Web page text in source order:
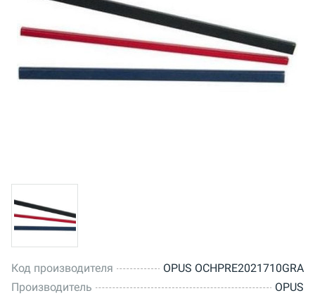
Код производителя
OPUS OCHPRE2021710GRA
Производитель
OPUS